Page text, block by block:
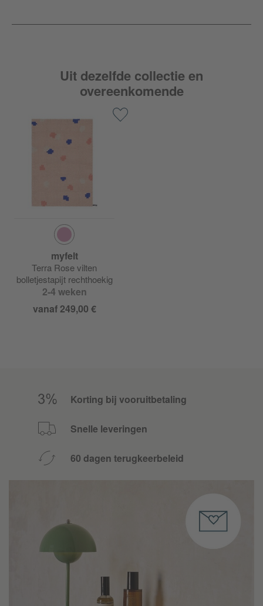
Uit dezelfde collectie en
overeenkomende
myfelt
Terra Rose vilten
bolletjestapijt rechthoekig
2-4 weken
vanaf 249,00 €
Korting bij vooruitbetaling
Snelle leveringen
60 dagen terugkeerbeleid